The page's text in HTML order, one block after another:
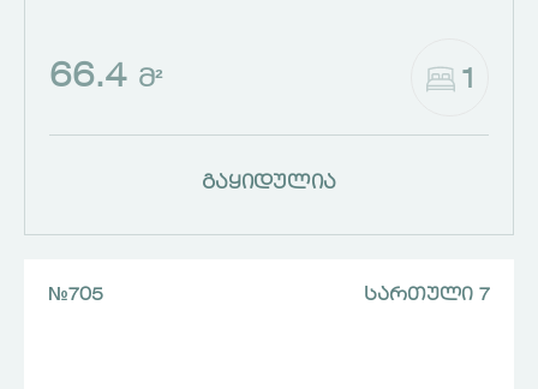
66.4 Მ² 1
გაყიდულია
№705 ᲡᲐᲠᲗᲣᲚᲘ 7